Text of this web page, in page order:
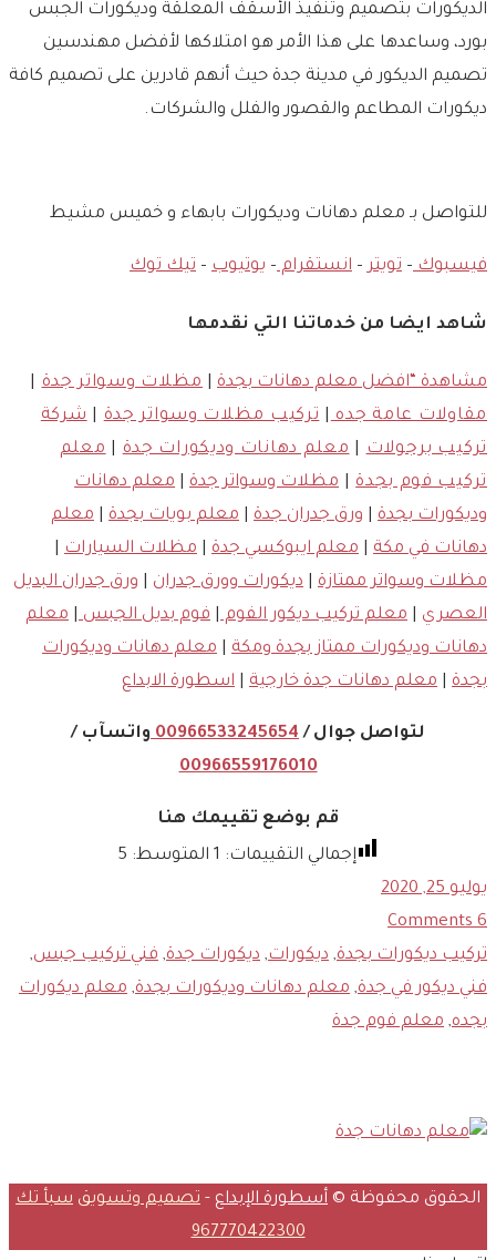
الديكورات بتصميم وتنفيذ الأسقف المعلقة وديكورات الجبس
بورد، وساعدها على هذا الأمر هو امتلاكها لأفضل مهندسين
تصميم الديكور في مدينة جدة حيث أنهم قادرين على تصميم كافة
ديكورات المطاعم والقصور والفلل والشركات.
للتواصل بـ معلم دهانات وديكورات بابهاء و خميس مشيط
فيسبوك– تويتر – انستقرام– يوتيوب – تيك توك
شاهد ايضا من خدماتنا التي نقدمها
مشاهدة “افضل معلم دهانات بجدة مظلات وسواتر جدة|
مقاولات عامة جده|تركيب مظلات وسواتر جدة|شركة
تركيب برجولات|معلم دهانات وديكورات جدة|معلم
تركيب فوم بجدة| مظلات وسواتر جدة| معلم دهانات
وديكورات بجدة
ورق جدران جدة معلم بويات بجدة
معلم
دهانات في مكة
معلم ايبوكسي جدة مظلات السيارات
مظلات وسواتر ممتازة
ديكورات وورق جدران
ورق جدران البديل
العصري
معلم تركيب ديكور الفوم فوم بديل الجبس معلم
دهانات وديكورات ممتاز بجدة ومكة
معلم دهانات وديكورات
بجدة
معلم دهانات جدة خارجية اسطورة الابداع
لتواصل جوال /00966533245654 واتسآب /
00966559176010
قم بوضع تقييمك هنا
إجمالي التقييمات: 1 المتوسط: 5
يوليو 25, 2020
6
Comments
تركيب ديكورات بجدة, ديكورات, ديكورات جدة, فني تركيب جبس,
فني ديكور في جدة, معلم دهانات وديكورات بجدة, معلم ديكورات
بجده, معلم فوم جدة
الحقوق محفوظة © أسطورة الإبداع - تصميم وتسويق سبأ تك
967770422300